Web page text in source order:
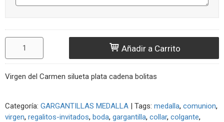
Añadir a Carrito
Virgen del Carmen silueta plata cadena bolitas
Categoría: GARGANTILLAS MEDALLA | Tags: medalla comunion
virgen regalitos-invitados boda gargantilla collar colgante